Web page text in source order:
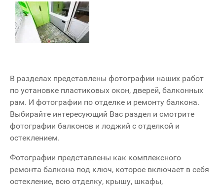
В разделах представлены фотографии наших работ
по установке пластиковых окон, дверей, балконных
рам. И фотографии по отделке и ремонту балкона.
Выбирайте интересующий Вас раздел и смотрите
фотографии балконов и лоджий с отделкой и
остеклением.
Фотографии представлены как комплексного
ремонта балкона под ключ, которое включает в себя
остекление, всю отделку, крышу, шкафы,